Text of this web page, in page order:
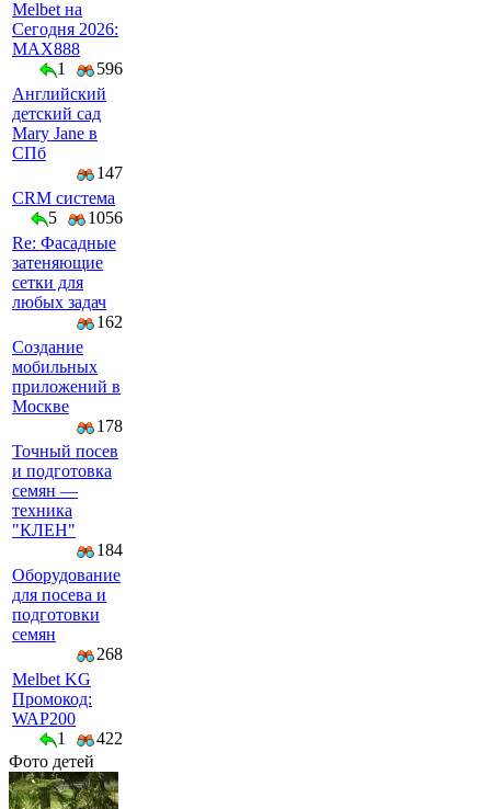
Melbet на
Сегодня 2026:
MAX888
1
596
Английский
детский сад
Mary Jane в
СПб
147
CRM система
5
1056
Re: Фасадные
затеняющие
сетки для
любых задач
162
Создание
мобильных
приложений в
Москве
178
Точный посев
и подготовка
семян —
техника
"КЛЕН"
184
Оборудование
для посева и
подготовки
семян
268
Melbet KG
Промокод:
WAP200
1
422
Фото детей